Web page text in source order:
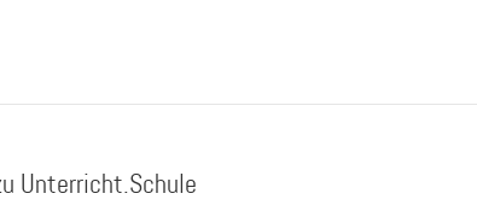
Unterricht.Schule